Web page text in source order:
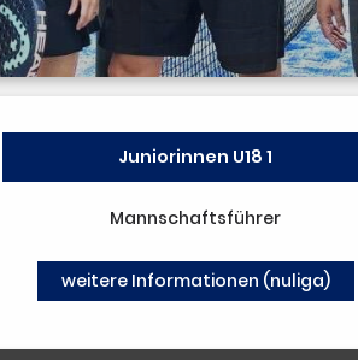
Juniorinnen U18 1
Mannschaftsführer
weitere Informationen (nuliga)